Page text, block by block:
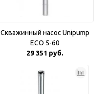
Скважинный насос Unipump
ECO 5-60
29 351 руб.